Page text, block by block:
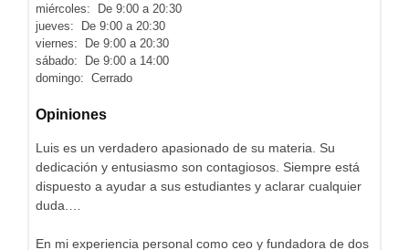
miércoles: De 9:00 a 20:30
jueves: De 9:00 a 20:30
viernes: De 9:00 a 20:30
sábado: De 9:00 a 14:00
domingo: Cerrado
Opiniones
Luis es un verdadero apasionado de su materia. Su
dedicación y entusiasmo son contagiosos. Siempre está
dispuesto a ayudar a sus estudiantes y aclarar cualquier
duda.…
En mi experiencia personal como ceo y fundadora de dos